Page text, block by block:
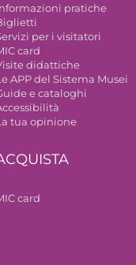
pratiche
per i visitatori
card
didattiche
APP del Sistema Musei
e cataloghi
tua opinione
card